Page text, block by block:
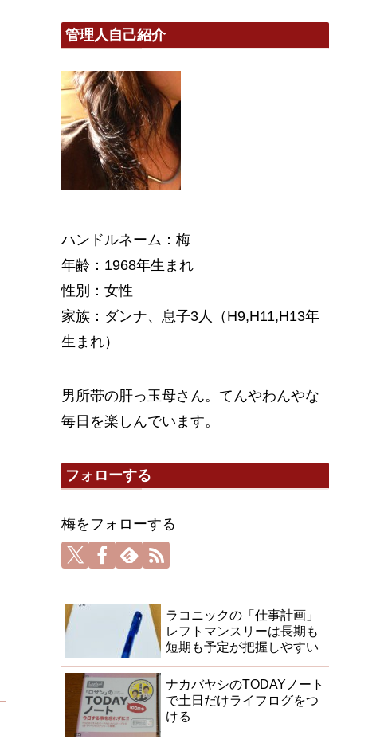
管理人自己紹介
ハンドルネーム：梅
年齢：1968年生まれ
性別：女性
家族：ダンナ、息子3人（H9,H11,H13年
生まれ）
男所帯の肝っ玉母さん。てんやわんやな
毎日を楽しんでいます。
フォローする
梅をフォローする
ラコニックの「仕事計画」
レフトマンスリーは長期も
短期も予定が把握しやすい
ナカバヤシのTODAYノート
で土日だけライフログをつ
ける